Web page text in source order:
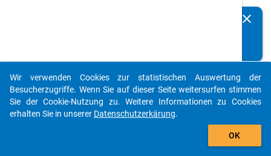
en
s
20
08
clear
auto_stories
add_shopping_cart
Wir verwenden Cookies zur statistischen Auswertung der
Besucherzugriffe. Wenn Sie auf dieser Seite weitersurfen stimmen
Sie der Cookie-Nutzung zu. Weitere Informationen zu Cookies
erhalten Sie in unserer Datenschutzerkärung.
OK